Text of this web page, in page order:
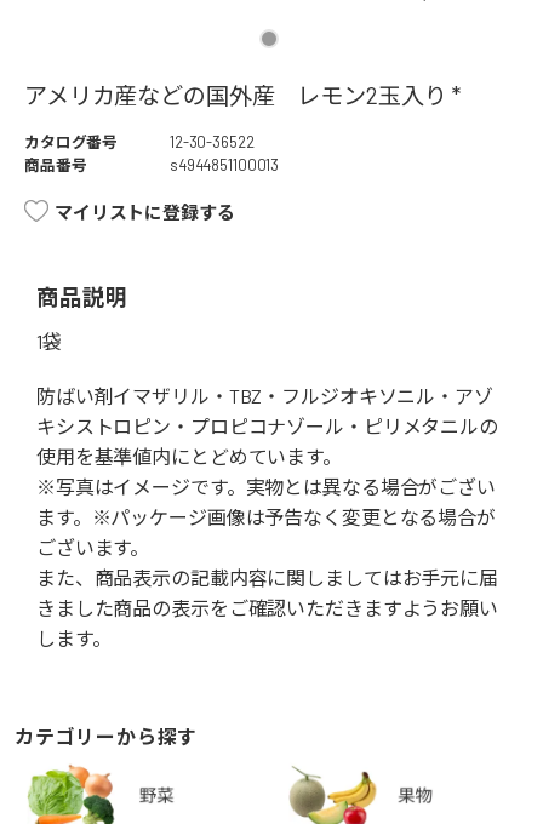
アメリカ産などの国外産 レモン2玉入り *
カタログ番号
12-30-36522
商品番号
s4944851100013
マイリストに登録する
商品説明
1袋
防ばい剤イマザリル・TBZ・フルジオキソニル・アゾ
キシストロピン・プロピコナゾール・ピリメタニルの
使用を基準値内にとどめています。
※写真はイメージです。実物とは異なる場合がござい
ます。※パッケージ画像は予告なく変更となる場合が
ございます。
また、商品表示の記載内容に関しましてはお手元に届
きました商品の表示をご確認いただきますようお願い
します。
カテゴリーから探す